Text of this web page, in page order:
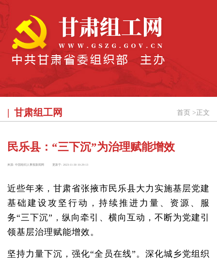
甘肃组工网 首页 > 正文
民乐县：“三下沉”为治理赋能增效
来源: 中国组织人事报新闻网 更新于: 2023-11-30 10:29:13
近些年来，甘肃省张掖市民乐县大力实施基层党建
基础建设攻坚行动，持续推进力量、资源、服
务“三下沉”，纵向牵引、横向互动，不断为党建引
领基层治理赋能增效。
坚持力量下沉，强化“全员在线”。深化城乡党组织